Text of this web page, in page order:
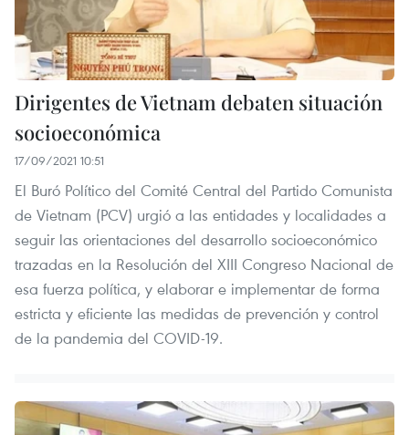
Dirigentes de Vietnam debaten situación
socioeconómica
17/09/2021 10:51
El Buró Político del Comité Central del Partido Comunista
de Vietnam (PCV) urgió a las entidades y localidades a
seguir las orientaciones del desarrollo socioeconómico
trazadas en la Resolución del XIII Congreso Nacional de
esa fuerza política, y elaborar e implementar de forma
estricta y eficiente las medidas de prevención y control
de la pandemia del COVID-19.